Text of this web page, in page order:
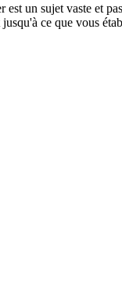
un sujet vaste et
ce que vous